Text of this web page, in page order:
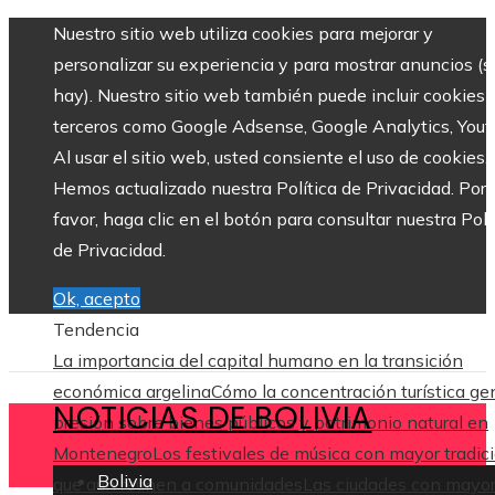
Nuestro sitio web utiliza cookies para mejorar y
personalizar su experiencia y para mostrar anuncios
hay). Nuestro sitio web también puede incluir cookies
terceros como Google Adsense, Google Analytics,
Al usar el sitio web, usted consiente el uso de cookies.
Hemos actualizado nuestra Política de Privacidad. Por
favor, haga clic en el botón para consultar nuestra
de Privacidad.
Ok, acepto
Tendencia
La importancia del capital humano en la transición
económica argelinaCómo la concentración turística
presión sobre bienes públicos y patrimonio natural en
MontenegroLos festivales de música con mayor
que aún reúnen a comunidades
Las ciudades con mayor
NOTICIAS DE BOLIVIA
Bolivia